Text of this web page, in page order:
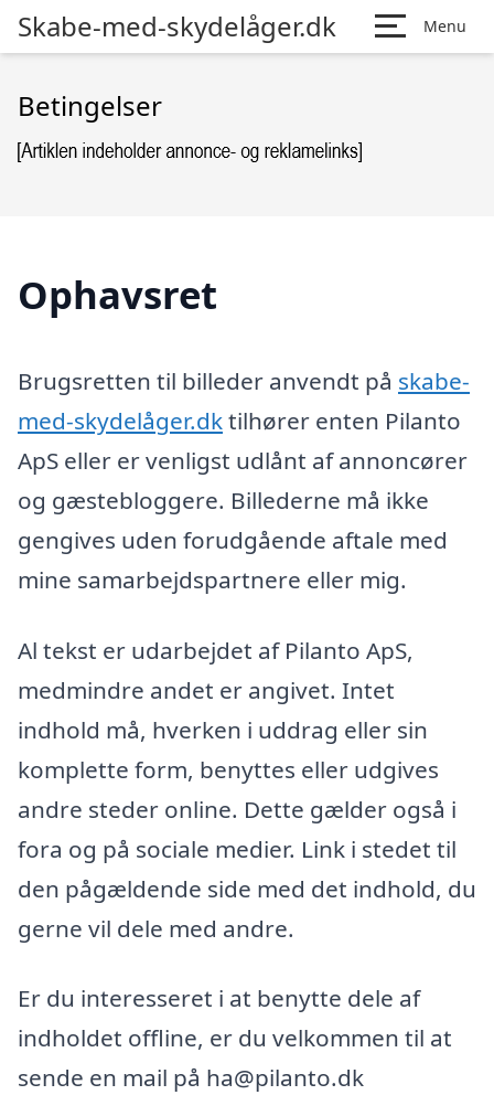
Skabe-med-skydelåger.dk Menu
Betingelser
Ophavsret
Brugsretten til billeder anvendt på skabe-
med-skydelåger.dktilhører enten Pilanto
ApS eller er venligst udlånt af annoncører
og gæstebloggere. Billederne må ikke
gengives uden forudgående aftale med
mine samarbejdspartnere eller mig.
Al tekst er udarbejdet af Pilanto ApS,
medmindre andet er angivet. Intet
indhold må, hverken i uddrag eller sin
komplette form, benyttes eller udgives
andre steder online. Dette gælder også i
fora og på sociale medier. Link i stedet til
den pågældende side med det indhold, du
gerne vil dele med andre.
Er du interesseret i at benytte dele af
indholdet offline, er du velkommen til at
sende en mail på ha@pilanto.dk